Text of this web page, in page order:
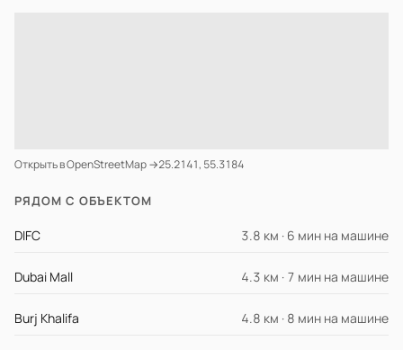
Открыть в OpenStreetMap →25.2141, 55.3184
РЯДОМ С ОБЪЕКТОМ
DIFC 3.8 км · 6 мин на машине
Dubai Mall 4.3 км · 7 мин на машине
Burj Khalifa 4.8 км · 8 мин на машине